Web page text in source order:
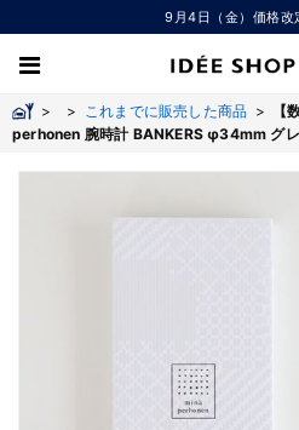
9月4日（金）価格改
> > これまでに販売した商品 >
perhonen 腕時計 BANKERS φ34mm グ